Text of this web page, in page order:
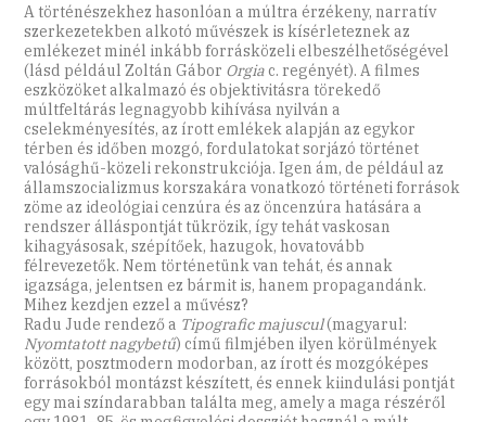
A történészekhez hasonlóan a múltra érzékeny, narratív
szerkezetekben alkotó művészek is kísérleteznek az
emlékezet minél inkább forrásközeli elbeszélhetőségével
(lásd például Zoltán Gábor Orgiac. regényét). A filmes
eszközöket alkalmazó és objektivitásra törekedő
múltfeltárás legnagyobb kihívása nyilván a
cselekményesítés, az írott emlékek alapján az egykor
térben és időben mozgó, fordulatokat sorjázó történet
valósághű-közeli rekonstrukciója. Igen ám, de például az
államszocializmus korszakára vonatkozó történeti források
zöme az ideológiai cenzúra és az öncenzúra hatására a
rendszer álláspontját tükrözik, így tehát vaskosan
kihagyásosak, szépítőek, hazugok, hovatovább
félrevezetők. Nem történetünk van tehát, és annak
igazsága, jelentsen ez bármit is, hanem propagandánk.
Mihez kezdjen ezzel a művész?
Radu Jude rendező a Tipografic majuscul(magyarul:
Nyomtatott nagybetű) című filmjében ilyen körülmények
között, posztmodern modorban, az írott és mozgóképes
forrásokból montázst készített, és ennek kiindulási pontját
egy mai színdarabban találta meg, amely a maga részéről